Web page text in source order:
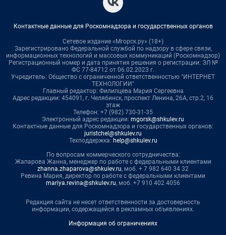
Контактные данные для Роскомнадзора и государственных органов
Сетевое издание «Мгорск.ру» (18+)
Зарегистрировано Федеральной службой по надзору в сфере связи,
информационных технологий и массовых коммуникаций (Роскомнадзор)
Регистрационный номер и дата принятия решения о регистрации: ЭЛ №
ФС 77-84712 от 06.02.2023 г.
Учредитель: Общество с ограниченной ответственностью "ИНТЕРНЕТ
ТЕХНОЛОГИИ"
Главный редактор: Филипцева Мария Сергеевна
Адрес редакции: 454091, г. Челябинск, проспект Ленина, 26А, стр.2, 16
этаж
Телефон: +7 (982) 730-31-35
Электронный адрес редакции: mgorsk@shkulev.ru
Контактные данные для Роскомнадзора и государственных органов:
juristchel@shkulev.ru
Техподдержка: help@shkulev.ru
По вопросам коммерческого сотрудничества:
Жапарова Жанна, менеджер по работе с федеральными клиентами
zhanna.zhaparova@shkulev.ru, моб. + 7 982 640 34 32
Ревина Мария, директор по работе с федеральными клиентами
mariya.revina@shkulev.ru, моб. +7 910 402 4056
Редакция сайта не несет ответственности за достоверность
информации, содержащейся в рекламных объявлениях.
Информация об ограничениях